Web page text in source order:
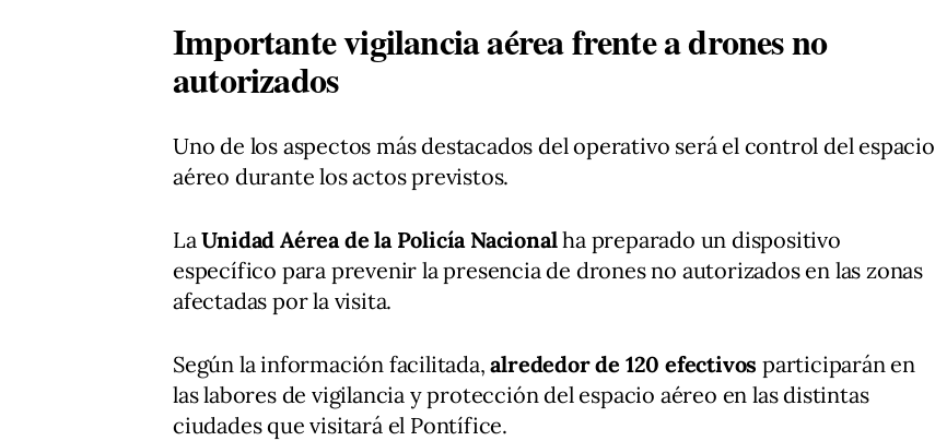
Importante vigilancia aérea frente a drones no
autorizados
Uno de los aspectos más destacados del operativo será el control del espacio
aéreo durante los actos previstos.
LaUnidad Aérea de la Policía Nacionalha preparado un dispositivo
específico para prevenir la presencia de drones no autorizados en las zonas
afectadas por la visita.
Según la información facilitada,alrededor de 120 efectivos participarán en
las labores de vigilancia y protección del espacio aéreo en las distintas
ciudades que visitará el Pontífice.